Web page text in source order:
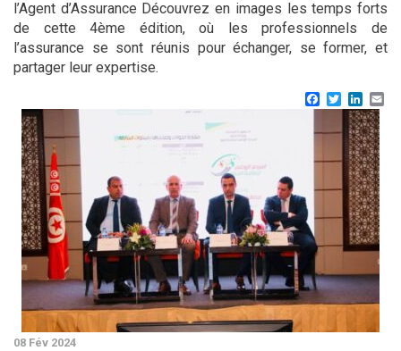
l’Agent d’Assurance Découvrez en images les temps forts
de cette 4ème édition, où les professionnels de
l’assurance se sont réunis pour échanger, se former, et
partager leur expertise.
Facebook
Twitter
08 Fév 2024